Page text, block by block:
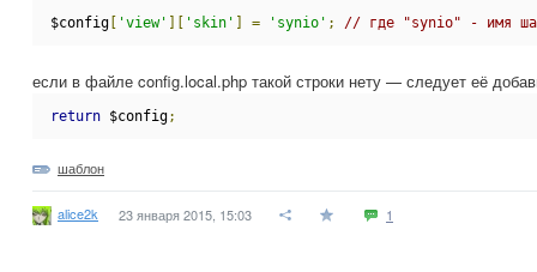
$config 'view' 'skin' = 'synio' ; // где "synio" - имя
если в файле config.local.php такой строки нету — следует её
return $config;
шаблон
alice2k 23 января 2015, 15:03 1